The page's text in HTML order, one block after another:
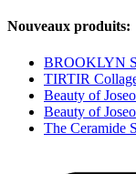
Nouveaux produits:
BROOKLYN
TIRTIR
Beauty of
Beauty of
The Ceramide